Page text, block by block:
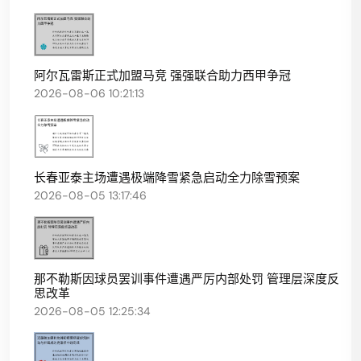
阿尔瓦雷斯正式加盟马竞 强强联合助力西甲争冠
2026-08-06 10:21:13
长春亚泰主场遭遇极端降雪紧急启动全力除雪预案
2026-08-05 13:17:46
那不勒斯因球员罢训事件遭遇严厉内部处罚 管理层深度反
思改革
2026-08-05 12:25:34